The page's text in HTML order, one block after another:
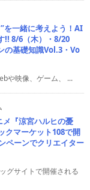
を一緒に考えよう！AI
!! 8/6（木）・8/20
の基礎知識Vol.3・Vo
や映像、ゲーム、 ...
メ『涼宮ハルヒの憂
クマーケット108で開
ペーンでクリエイター
グサイトで開催される